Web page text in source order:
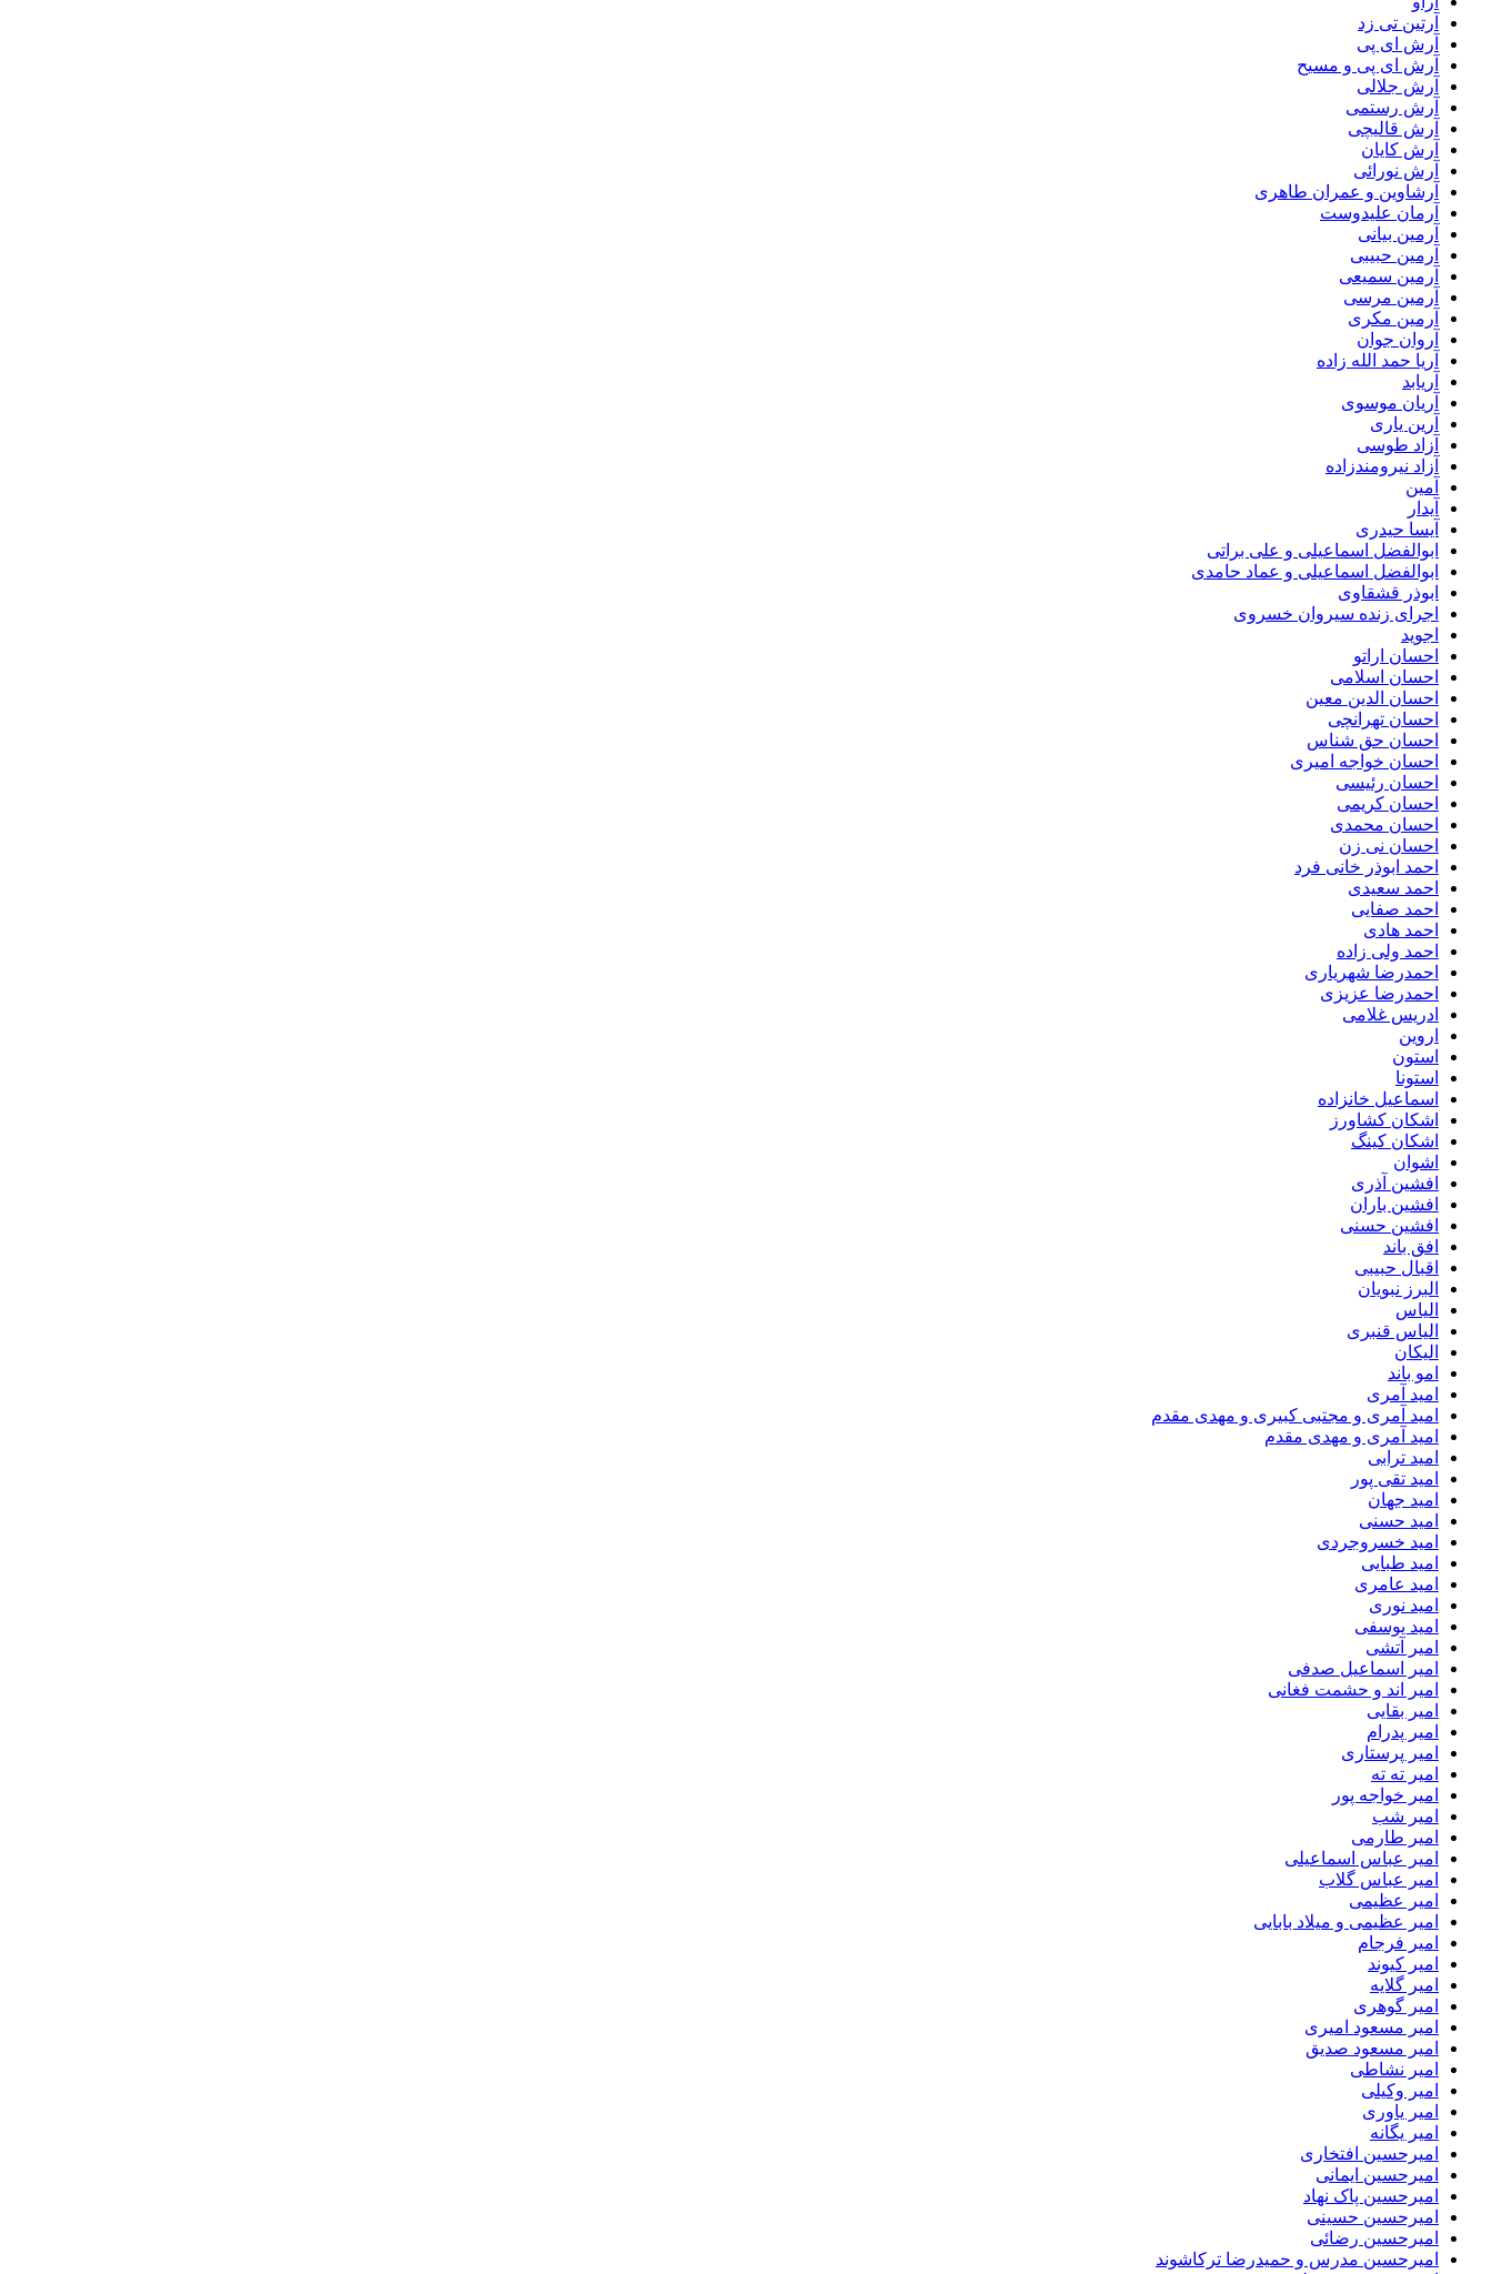
آرتین تی زد
آرش ای پی
آرش ای پی و مسیح
آرش جلالی
آرش رستمی
آرش قالیچی
آرش کایان
آرش نورائی
آرشاوین و عمران طاهری
آرمان علیدوست
آرمین بیانی
آرمین حبیبی
آرمین سمیعی
آرمین مرسی
آرمین مکری
آروان جوان
آریا حمد الله زاده
آریابد
آریان موسوی
آرین یاری
آزاد طوسی
آزاد نیرومندزاده
آمین
آیدار
آیسا حیدری
ابوالفضل اسماعیلی و علی براتی
ابوالفضل اسماعیلی و عماد حامدی
ابوذر قشقاوی
اجرای زنده سیروان خسروی
اجوید
احسان اراتو
احسان اسلامی
احسان الدین معین
احسان تهرانچی
احسان حق شناس
احسان خواجه امیری
احسان رئیسی
احسان کریمی
احسان محمدی
احسان نی زن
احمد ابوذر خانی فرد
احمد سعیدی
احمد صفایی
احمد هادی
احمد ولی زاده
احمدرضا شهریاری
احمدرضا عزیزی
ادریس غلامی
اروین
استون
استونا
اسماعیل خانزاده
اشکان کشاورز
اشکان کینگ
اشوان
افشین آذری
افشین باران
افشین حسنی
افق باند
اقبال حبیبی
البرز نبویان
الیاس
الیاس قنبرى
الیکان
امو باند
امید آمری
امید آمری و مجتبی کبیری و مهدى مقدم
امید آمری و مهدی مقدم
امید ترابی
امید تقی پور
امید جهان
امید حسنی
امید خسروجردی
امید طبایی
امید عامری
امید نوری
امید یوسفی
امیر آتشی
امیر اسماعیل صدفی
امیر اند و حشمت فغانی
امیر بقایی
امیر پدرام
امیر پرستاری
امیر ته ته
امیر خواجه پور
امیر شب
امیر طارمی
امیر عباس اسماعیلی
امیر عباس گلاب
امیر عظیمی
امیر عظیمی و میلاد بابایی
امیر فرجام
امیر کیوند
امیر گلایه
امیر گوهری
امیر مسعود امیری
امیر مسعود صدیق
امیر نشاطی
امیر وکیلی
امیر یاوری
امیر یگانه
امیرحسین افتخاری
امیرحسین ایمانی
امیرحسین پاک نهاد
امیرحسین حسینی
امیرحسین رضائی
امیرحسین مدرس و حمیدرضا ترکاشوند